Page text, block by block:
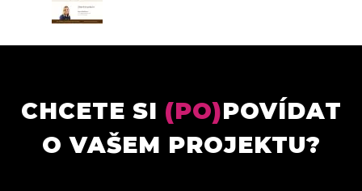
CHCETE SI (PO)POVÍDAT
O VAŠEM PROJEKTU?